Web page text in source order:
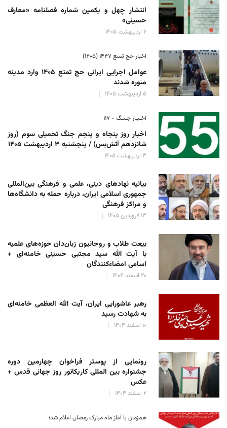
انتشار چهل و یکمین شماره فصلنامه «معارف
حسینی»
۶ اردیبهشت ۱۴۰۵
اخبار حج تمتع ۱۴۴۷ (۱۴۰۵)
عوامل اجرایی ایرانی حج تمتع ۱۴۰۵ وارد مدینه
منوره ‌شدند
۵ اردیبهشت ۱۴۰۵
اخـبـار جـنـگ - ۱۱۷
اخبار روز پنجاه و پنجم جنگ تحمیلی سوم (روز
شانزدهم آتش‌بس) / پنجشنبه ۳ اردیبهشت ۱۴۰۵
۳ اردیبهشت ۱۴۰۵
بیانیه نهادهای دینی، علمی و فرهنگی بین‌المللی
جمهوری اسلامی ایران، درباره حمله به دانشگاه‌ها
و مراکز فرهنگی
۱۳ فروردین ۱۴۰۵
بیعت طلاب و روحانیون زبان‌دان حوزه‌های علمیه
با آیت الله سید مجتبی حسینی خامنه‌ای +
اسامی امضاءکنندگان
۲۰ اسفند ۱۴۰۴
رهبر عاشورایی ایران، آیت الله العظمی خامنه‌ای
به شهادت رسید
۱۰ اسفند ۱۴۰۴
رونمایی از پوستر فراخوان چهارمین دوره
جشنواره بین المللی کاریکاتور روز جهانی قدس +
عکس
۲ اسفند ۱۴۰۴
همزمان با آغاز ماه مبارک رمضان اعلام شد؛